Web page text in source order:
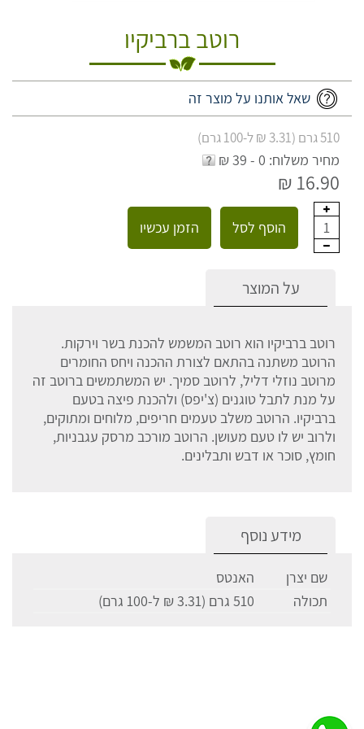
רוטב ברביקיו
שאל אותנו על מוצר זה
510 גרם (3.31 ₪ ל-100 גרם)
מחיר משלוח: 0 - 39 ₪
16.90 ₪
1 הוסף לסל הזמן עכשיו
על המוצר
רוטב ברביקיו הוא רוטב המשמש להכנת בשר וירקות.
הרוטב משתנה בהתאם לצורת ההכנה ויחס החומרים
מרוטב נוזלי דליל, לרוטב סמיך. יש המשתמשים ברוטב זה
על מנת לתבל טוגנים (צ'יפס) ולהכנת פיצה בטעם
ברביקיו. הרוטב משלב טעמים חריפים, מלוחים ומתוקים,
ולרוב יש לו טעם מעושן. הרוטב מורכב מרסק עגבניות,
חומץ, סוכר או דבש ותבלינים.
מידע נוסף
שם יצרן
האנטס
תכולה
510 גרם (3.31 ₪ ל-100 גרם)